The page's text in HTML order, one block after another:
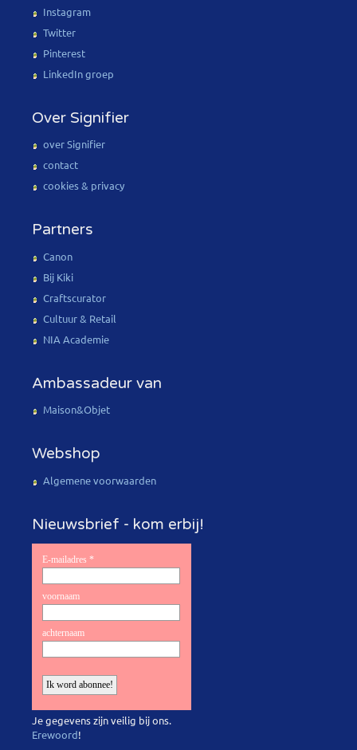
Instagram
Twitter
Pinterest
LinkedIn groep
Over Signifier
over Signifier
contact
cookies & privacy
Partners
Canon
Bij Kiki
Craftscurator
Cultuur & Retail
NIA Academie
Ambassadeur van
Maison&Objet
Webshop
Algemene voorwaarden
Nieuwsbrief - kom erbij!
Je gegevens zijn veilig bij ons.
Erewoord!